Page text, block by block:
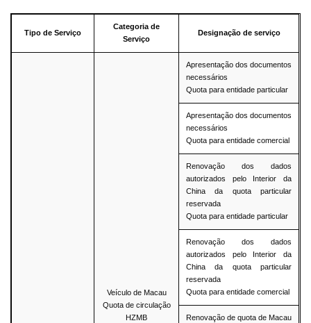
Tipo de Serviço
Categoria de
Serviço
Designação de serviço
Veículo de Macau
Quota de circulação
HZMB
Apresentação dos documentos
necessários
Quota para entidade particular
Apresentação dos documentos
necessários
Quota para entidade comercial
Renovação dos dados
autorizados pelo Interior da
China da quota particular
reservada
Quota para entidade particular
Renovação dos dados
autorizados pelo Interior da
China da quota particular
reservada
Quota para entidade comercial
Renovação de quota de Macau